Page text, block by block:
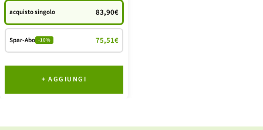
vendita
acquisto singolo 83,90€
Spar-Abo -10% 75,51€
+ AGGIUNGI